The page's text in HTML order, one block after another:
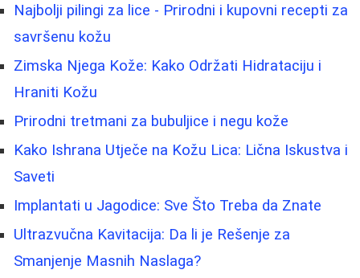
Najbolji pilingi za lice - Prirodni i kupovni recepti za
savršenu kožu
Zimska Njega Kože: Kako Održati Hidrataciju i
Hraniti Kožu
Prirodni tretmani za bubuljice i negu kože
Kako Ishrana Utječe na Kožu Lica: Lična Iskustva i
Saveti
Implantati u Jagodice: Sve Što Treba da Znate
Ultrazvučna Kavitacija: Da li je Rešenje za
Smanjenje Masnih Naslaga?